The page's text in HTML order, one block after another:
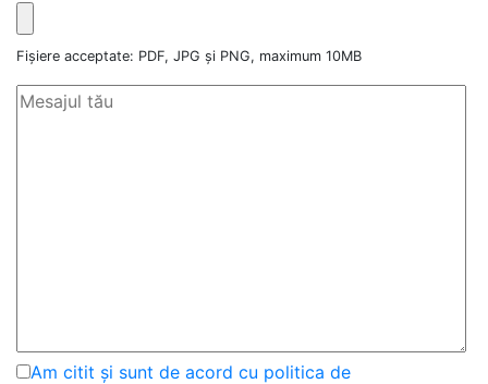
Fișiere acceptate: PDF, JPG și PNG, maximum 10MB
Am citit și sunt de acord cu politica de